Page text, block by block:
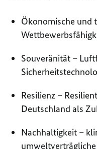
Ökonomische und
Souveränität –
Resilienz –
Deutschland als
Nachhaltigkeit –